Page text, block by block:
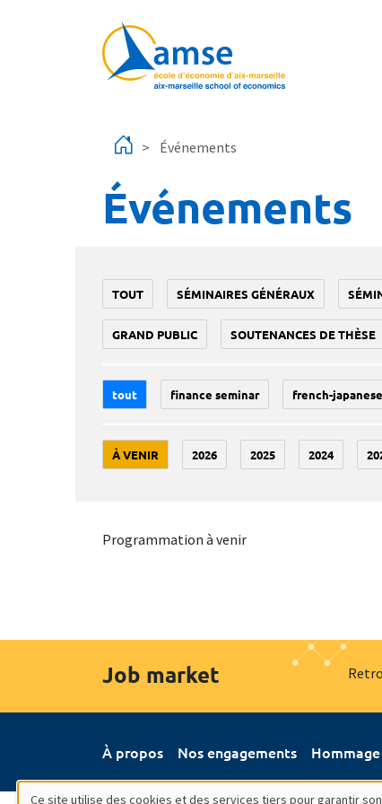
Événements
Événements
TOUT SÉMINAIRES GÉNÉRAUX
GRAND PUBLIC SOUTENANCES DE THÈSE
tout finance seminar french-
À VENIR 2026 2025 2024
Programmation à venir
Job market
À propos Nos engagements
Ce site utilise des cookies et des services tiers pour garantir